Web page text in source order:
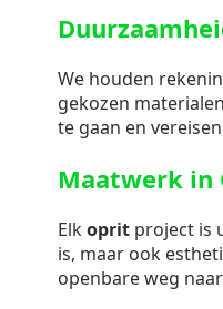
We houden
gekozen
te gaan en
Maatwerk in
Elkoprit project is
is, maar ook
openbare weg